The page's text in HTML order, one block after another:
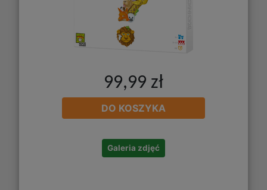
99,99 zł
DO KOSZYKA
Galeria zdjęć